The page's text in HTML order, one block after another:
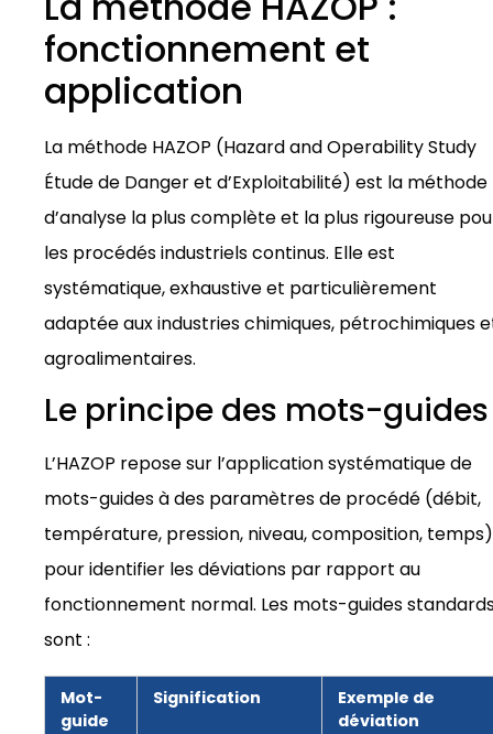
fonctionnement et
application
La méthode HAZOP (Hazard and Operability Study
Étude de Danger et d’Exploitabilité) est la méthode
d’analyse la plus complète et la plus rigoureuse
les procédés industriels continus. Elle est
systématique, exhaustive et particulièrement
adaptée aux industries chimiques, pétrochimiques
agroalimentaires.
Le principe des mots-guides
L’HAZOP repose sur l’application systématique de
mots-guides à des paramètres de procédé (débit,
température, pression, niveau, composition, temps)
pour identifier les déviations par rapport au
fonctionnement normal. Les mots-guides
sont :
Mot-
guide
Signification
Exemple de
déviation